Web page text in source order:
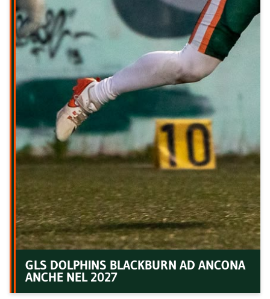
GLS DOLPHINS BLACKBURN AD ANCONA
ANCHE NEL 2027